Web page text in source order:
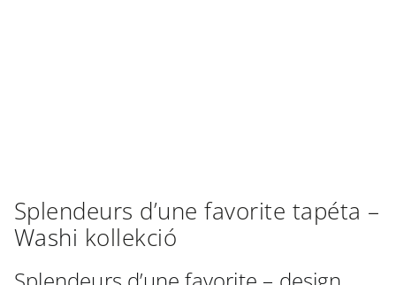
Splendeurs d’une favorite tapéta –
Washi kollekció